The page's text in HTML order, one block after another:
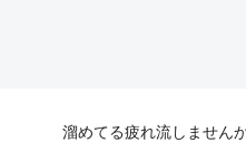
溜めてる疲れ流しません